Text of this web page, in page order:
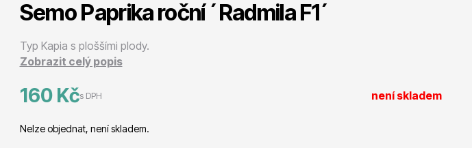
Trvalky Listnaté stromy
Semo Paprika roční ´Radmila F1´
Typ Kapia s ploššími plody.
Zobrazit celý popis
160 Kčs DPH není skladem
Nelze objednat, není skladem.